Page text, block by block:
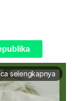
selengkapnya